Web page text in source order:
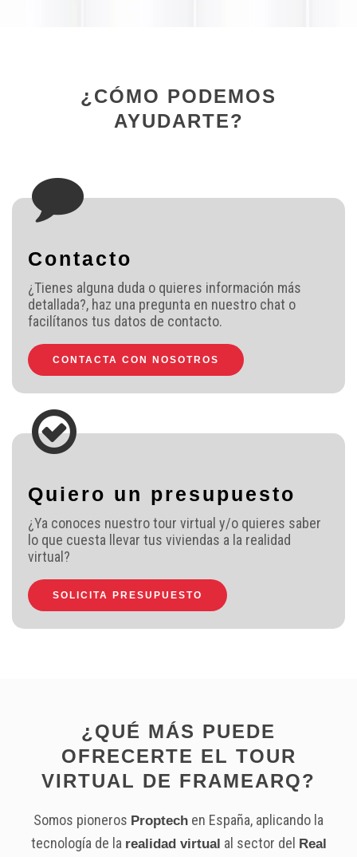
¿CÓMO PODEMOS
AYUDARTE?
Contacto
¿Tienes alguna duda o quieres información más
detallada?, haz una pregunta en nuestro chat o
facilítanos tus datos de contacto.
CONTACTA CON NOSOTROS
Quiero un presupuesto
¿Ya conoces nuestro tour virtual y/o quieres saber
lo que cuesta llevar tus viviendas a la realidad
virtual?
SOLICITA PRESUPUESTO
¿QUÉ MÁS PUEDE
OFRECERTE EL TOUR
VIRTUAL DE FRAMEARQ?
Somos pioneros Proptech en España, aplicando la
tecnología de la realidad virtual al sector del
Real